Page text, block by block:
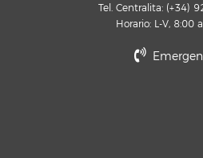
Tel. Centralita: (+34)
Horario: L-V, 8:00